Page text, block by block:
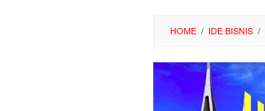
HOME / IDE BISNIS /